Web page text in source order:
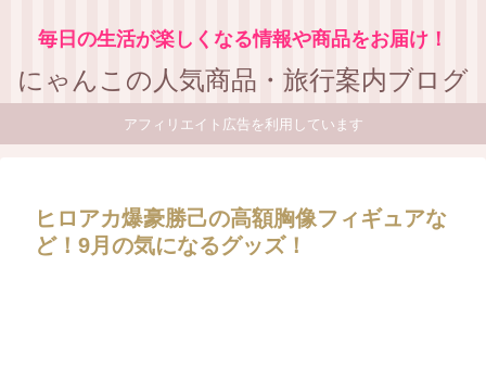
毎日の生活が楽しくなる情報や商品をお届け！
にゃんこの人気商品・旅行案内ブログ
アフィリエイト広告を利用しています
ヒロアカ爆豪勝己の高額胸像フィギュアな
ど！9月の気になるグッズ！